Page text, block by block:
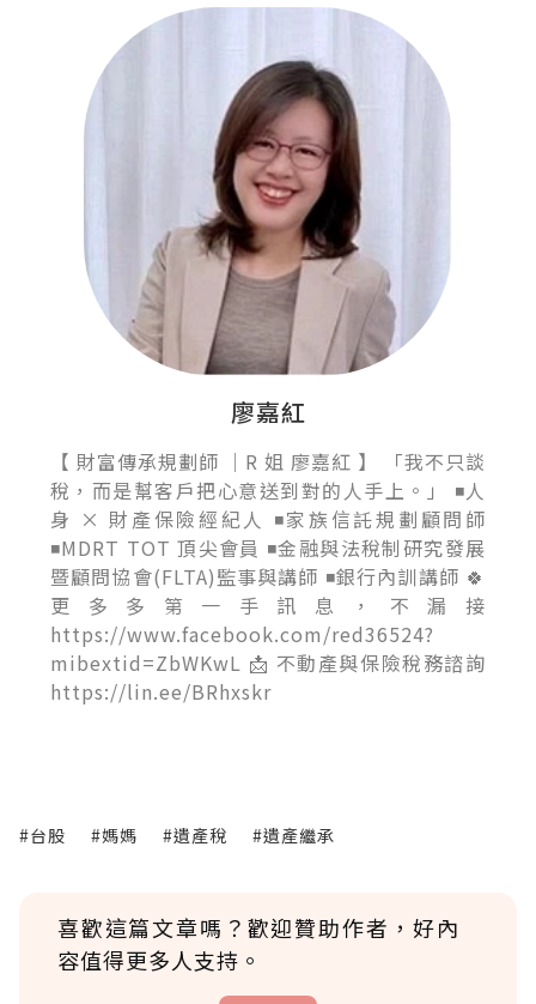
廖嘉紅
【 財富傳承規劃師 ｜R 姐 廖嘉紅 】 「我不只談
稅，而是幫客戶把心意送到對的人手上。」 ◾人
身 × 財產保險經紀人 ◾家族信託規劃顧問師
◾MDRT TOT 頂尖會員 ◾金融與法稅制研究發展
暨顧問協會(FLTA)監事與講師 ◾銀行內訓講師 🍀
更多多第一手訊息，不漏接
https://www.facebook.com/red36524?
mibextid=ZbWKwL 📩 不動產與保險稅務諮詢
https://lin.ee/BRhxskr
#台股 #媽媽 #遺產稅 #遺產繼承
喜歡這篇文章嗎？歡迎贊助作者，好內
容值得更多人支持。